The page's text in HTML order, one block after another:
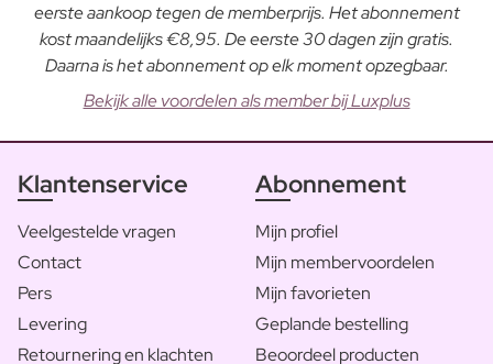
eerste aankoop tegen de memberprijs. Het abonnement
kost maandelijks €8,95. De eerste 30 dagen zijn gratis.
Daarna is het abonnement op elk moment opzegbaar.
Bekijk alle voordelen als member bij Luxplus
Klantenservice
Veelgestelde vragen
Contact
Pers
Levering
Retournering en klachten
Abonnement
Mijn profiel
Mijn membervoordelen
Mijn favorieten
Geplande bestelling
Beoordeel producten